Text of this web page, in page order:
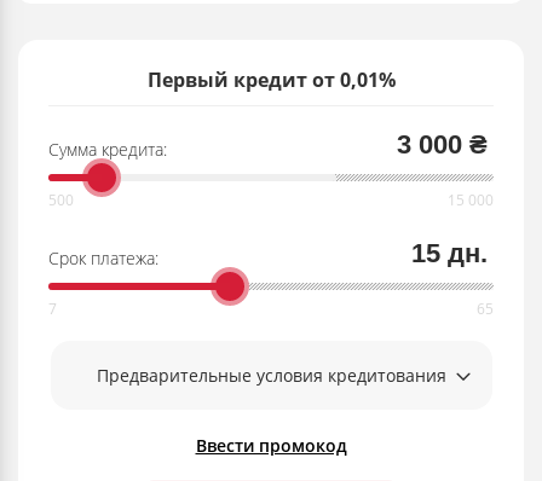
Первый кредит от 0,01%
Сумма кредита: 3 000 ₴
Срок платежа: 15 дн.
Предварительные условия кредитования
Ввести промокод